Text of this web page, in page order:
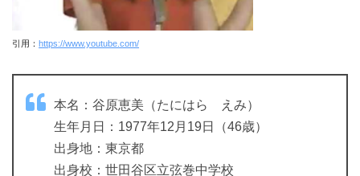
引用： https://www.youtube.com/
本名：谷原恵美（たにはら えみ）
生年月日：1977年12月19日（46歳）
出身地：東京都
出身校：世田谷区立弦巻中学校